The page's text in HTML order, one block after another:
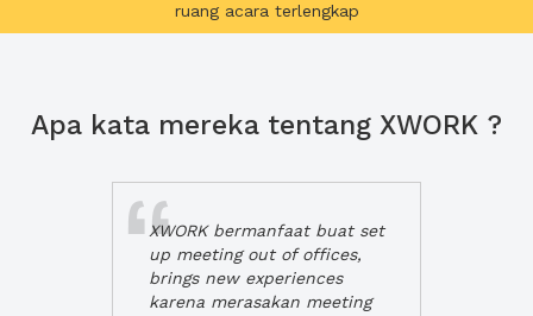
ruang acara terlengkap
Apa kata mereka tentang XWORK ?
XWORK bermanfaat buat set
up meeting out of offices,
brings new experiences
karena merasakan meeting